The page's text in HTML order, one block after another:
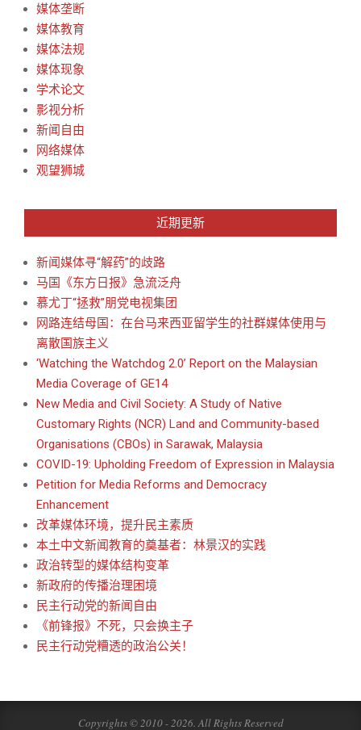
媒体垄断
媒体教育
媒体法规
媒体现象
学术论文
影视分析
新闻自由
网络媒体
观望狮城
近期更新
新闻媒体寻“解药”的歧路
马国《东方日报》急流泛舟
慕尤丁“拯救”朋党电视集团
网路连结母国：在台马来西亚留学生的社群媒体使用与
离散国族主义
‘Watching the Watchdog 2.0’ Report on the Malaysian
Media Coverage of GE14
New Media and Civil Society: A Study of Native
Customary Rights (NCR) Land and Community-based
Organisations (CBOs) in Sarawak, Malaysia
COVID-19: Upholding Freedom of Expression in Malaysia
Petition for Media Reforms and Democracy
Enhancement
改革媒体环境，提升民主素质
本土中文新闻教育的奠基者：林景汉的实践
政治转型的媒体结构变革
新政府的传播治理困境
民主行动党的新闻自由
《前锋报》不死，只会换主子
民主行动党糟透的政治公关！
Copyrights © 2010 - 2026. All Rights Reserved